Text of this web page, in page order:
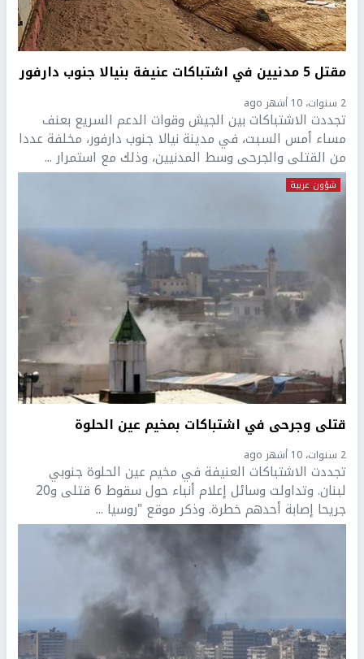
مقتل 5 مدنيين في اشتباكات عنيفة بنيالا جنوب دارفور
2 سنوات، 10 أشهر ago
تجددت الاشتباكات بين الجيش وقوات الدعم السريع بعنف
مساء أمس السبت، في مدينة نيالا جنوب دارفور، مخلفة عددا
من القتلى والجرحى وسط المدنيين، وذلك مع استمرار ...
شؤون عربية
قتلى وجرحى في اشتباكات بمخيم عين الحلوة
2 سنوات، 10 أشهر ago
تجددت الاشتباكات العنيفة في مخيم عين الحلوة جنوبي
لبنان. وتداولت وسائل إعلام أنباء حول سقوط 6 قتلى و20
جريحا إصابة أحدهم خطرة. وذكر موقع "روسيا ...